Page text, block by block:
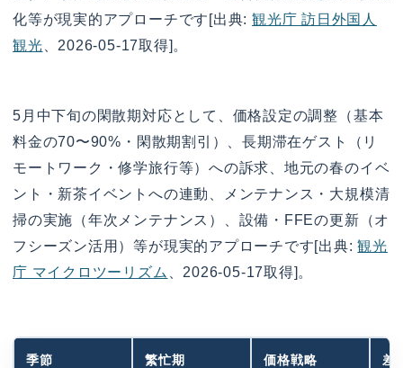
化等が現実的アプローチです[出典: 観光庁 訪日外国人
観光 、2026-05-17取得]。
5月中下旬の閑散期対応として、価格設定の調整（基本
料金の70〜90%・閑散期割引）、長期滞在ゲスト（リ
モートワーク・修学旅行等）への訴求、地元の春のイベ
ント・新茶イベントへの連動、メンテナンス・大規模清
掃の実施（年次メンテナンス）、設備・FFEの更新（オ
フシーズン活用）等が現実的アプローチです[出典:観光
庁 マイクロツーリズム
、2026-05-17取得]。
季節 繁忙期 価格戦略 差